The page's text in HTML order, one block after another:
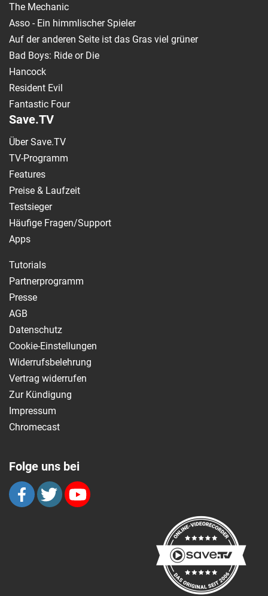
The Mechanic
Asso - Ein himmlischer Spieler
Auf der anderen Seite ist das Gras viel grüner
Bad Boys: Ride or Die
Hancock
Resident Evil
Fantastic Four
Save.TV
Über Save.TV
TV-Programm
Features
Preise & Laufzeit
Testsieger
Häufige Fragen/Support
Apps
Tutorials
Partnerprogramm
Presse
AGB
Datenschutz
Cookie-Einstellungen
Widerrufsbelehrung
Vertrag widerrufen
Zur Kündigung
Impressum
Chromecast
Folge uns bei